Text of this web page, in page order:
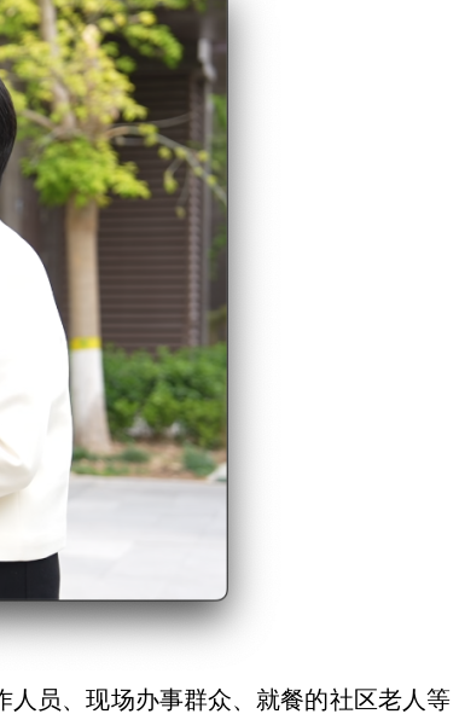
人员、现场办事群众、就餐的社区老人等